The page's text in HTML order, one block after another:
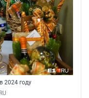
2024 году